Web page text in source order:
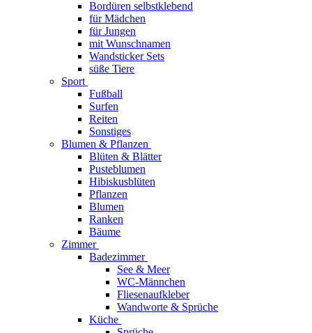
Bordüren selbstklebend
für Mädchen
für Jungen
mit Wunschnamen
Wandsticker Sets
süße Tiere
Sport
Fußball
Surfen
Reiten
Sonstiges
Blumen & Pflanzen
Blüten & Blätter
Pusteblumen
Hibiskusblüten
Pflanzen
Blumen
Ranken
Bäume
Zimmer
Badezimmer
See & Meer
WC-Männchen
Fliesenaufkleber
Wandworte & Sprüche
Küche